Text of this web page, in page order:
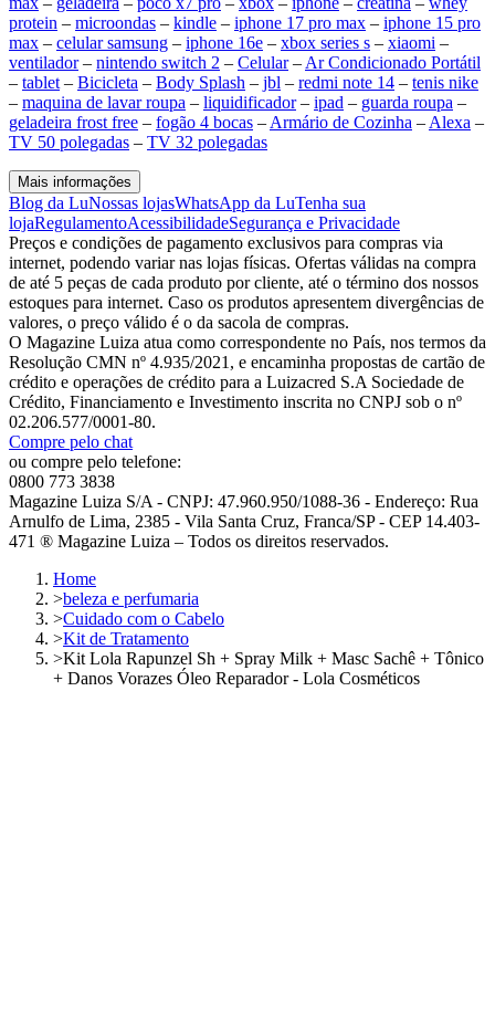
protein – microondas – kindle – iphone 17 pro max – iphone 15 pro
max – celular samsung – iphone 16e – xbox series s – xiaomi –
ventilador– nintendo switch 2 – Celular– Ar Condicionado Portátil
– tablet – Bicicleta – Body Splash – jbl – redmi note 14 – tenis nike
– maquina de lavar roupa – liquidificador– ipad – guarda roupa –
geladeira frost free – fogão 4 bocas – Armário de Cozinha – Alexa –
TV 50 polegadas – TV 32 polegadas
Mais informações
Blog da LuNossas lojasWhatsApp da LuTenha sua
lojaRegulamentoAcessibilidadeSegurança e Privacidade
Preços e condições de pagamento exclusivos para compras via
internet, podendo variar nas lojas físicas. Ofertas válidas na compra
de até 5 peças de cada produto por cliente, até o término dos nossos
estoques para internet. Caso os produtos apresentem divergências de
valores, o preço válido é o da sacola de compras.
O Magazine Luiza atua como correspondente no País, nos termos da
Resolução CMN nº 4.935/2021, e encaminha propostas de cartão de
crédito e operações de crédito para a Luizacred S.A Sociedade de
Crédito, Financiamento e Investimento inscrita no CNPJ sob o nº
02.206.577/0001-80.
Compre pelo chat
ou compre pelo telefone:
0800 773 3838
Magazine Luiza S/A - CNPJ: 47.960.950/1088-36 - Endereço: Rua
Arnulfo de Lima, 2385 - Vila Santa Cruz, Franca/SP - CEP 14.403-
471 ® Magazine Luiza – Todos os direitos reservados.
Home
>beleza e perfumaria
>Cuidado com o Cabelo
>Kit de Tratamento
>Kit Lola Rapunzel Sh + Spray Milk + Masc Sachê + Tônico
+ Danos Vorazes Óleo Reparador - Lola Cosméticos